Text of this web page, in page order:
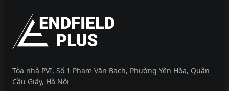
EndfieldPlus
Tòa nhà PVI, Số 1 Phạm Văn Bạch, Phường Yên Hòa, Quận
Cầu Giấy, Hà Nội